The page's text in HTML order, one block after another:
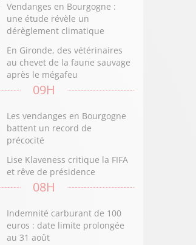
Vendanges en Bourgogne :
une étude révèle un
dérèglement climatique
En Gironde, des vétérinaires
au chevet de la faune sauvage
après le mégafeu
09H
Les vendanges en Bourgogne
battent un record de
précocité
Lise Klaveness critique la FIFA
et rêve de présidence
08H
Indemnité carburant de 100
euros : date limite prolongée
au 31 août